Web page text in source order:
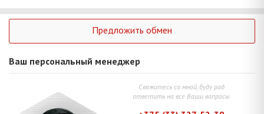
Предложить обмен
Ваш персональный менеджер
Свяжитесь со мной, буду рад
ответить на все Ваши вопросы